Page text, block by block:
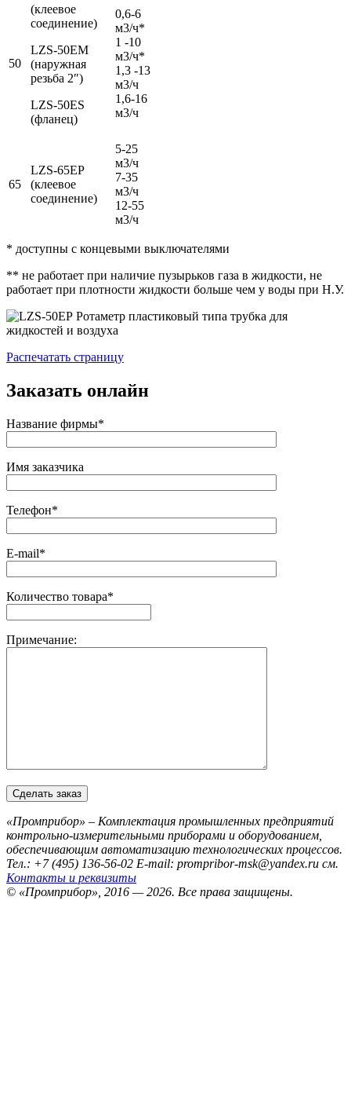
50
(клеевое
соединение)
LZS-50EM
(наружная
резьба 2″)
LZS-50ES
(фланец)
0,6-6
м3/ч*
1 -10
м3/ч*
1,3 -13
м3/ч
1,6-16
м3/ч
65
LZS-65EР
(клеевое
соединение)
5-25
м3/ч
7-35
м3/ч
12-55
м3/ч
* доступны с концевыми выключателями
** не работает при наличие пузырьков газа в жидкости, не
работает при плотности жидкости больше чем у воды при Н.У.
Распечатать страницу
Заказать онлайн
Название фирмы*
Имя заказчика
Телефон*
E-mail*
Количество товара*
Примечание:
«Промприбор» – Комплектация промышленных предприятий
контрольно-измерительными приборами и оборудованием,
обеспечивающим автоматизацию технологических процессов.
Тел.: +7 (495) 136-56-02 E-mail: prompribor-msk@yandex.ru см.
Контакты и реквизиты
© «Промприбор», 2016 — 2026. Все права защищены.